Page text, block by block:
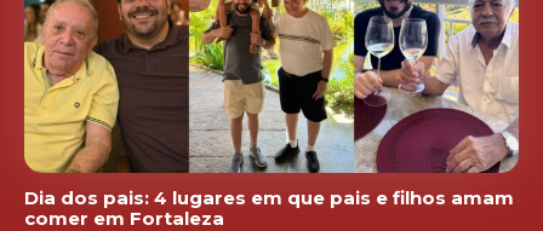
Dia dos pais: 4 lugares em que pais e filhos amam
comer em Fortaleza